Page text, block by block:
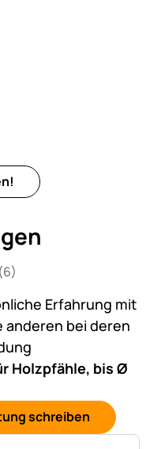
5 (6 Bewertungen)
(6)
Erfahrung mit
anderen bei deren
Holzpfähle, bis Ø
schreiben